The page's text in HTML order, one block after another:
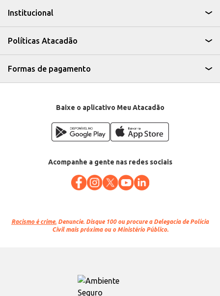
Institucional
Políticas Atacadão
Formas de pagamento
Baixe o aplicativo Meu Atacadão
Acompanhe a gente nas redes sociais
Racismo é crime. Denuncie. Disque 100 ou procure a Delegacia de Polícia
Civil mais próxima ou o Ministério Público.